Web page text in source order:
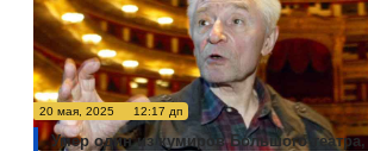
20 мая, 2025 12:17 дп
Умер один из кумиров Большого театра,